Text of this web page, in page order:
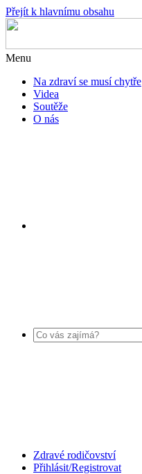
Přejít k hlavnímu obsahu
Menu
Na zdraví se musí chytře
Videa
Soutěže
O nás
Zdravé rodičovství
Přihlásit/Registrovat